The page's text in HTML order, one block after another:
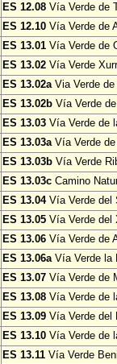
ES 12.08 Vía Verde de
ES 12.10 Vía Verde de
ES 13.01 Vía Verde de
ES 13.02 Vía Verde
ES 13.02aVia Verde de
ES 13.02b Vía Verde
ES 13.03 Vía Verde de
ES 13.03aVía Verde de
ES 13.03b Vía Verde
ES 13.03c Camino
ES 13.04Vía Verde del
ES 13.05 Vía Verde del
ES 13.06 Vía Verde de
ES 13.06aVía Verde la
ES 13.07 Vía Verde de
ES 13.08 Vía Verde de
ES 13.09 Vía Verde del
ES 13.10 Vía Verde de
ES 13.11 Vía Verde